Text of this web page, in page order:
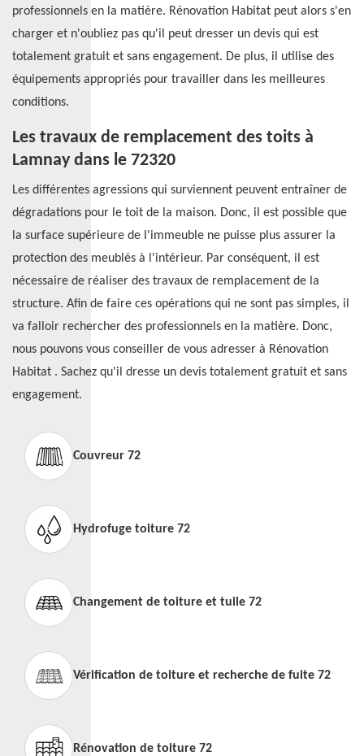
professionnels en la matière. Rénovation Habitat peut alors s'en
charger et n'oubliez pas qu'il peut dresser un devis qui est
totalement gratuit et sans engagement. De plus, il utilise des
équipements appropriés pour travailler dans les meilleures
conditions.
Les travaux de remplacement des toits à
Lamnay dans le 72320
Les différentes agressions qui surviennent peuvent entraîner de
dégradations pour le toit de la maison. Donc, il est possible que
la surface supérieure de l'immeuble ne puisse plus assurer la
protection des meublés à l'intérieur. Par conséquent, il est
nécessaire de réaliser des travaux de remplacement de la
structure. Afin de faire ces opérations qui ne sont pas simples, il
va falloir rechercher des professionnels en la matière. Donc,
nous pouvons vous conseiller de vous adresser à Rénovation
Habitat . Sachez qu'il dresse un devis totalement gratuit et sans
engagement.
Couvreur 72
Hydrofuge toiture 72
Changement de toiture et tuile 72
Vérification de toiture et recherche de fuite 72
Rénovation de toiture 72